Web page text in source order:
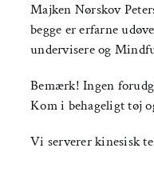
Majken Nørskov
begge er erfarne
undervisere og
Bemærk! Ingen
Kom i behageligt tøj
Vi serverer kinesisk